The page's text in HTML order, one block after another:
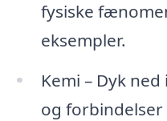
fysiske
eksempler.
Kemi – Dyk
og